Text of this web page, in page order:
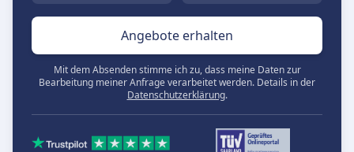
Angebote erhalten
Mit dem Absenden stimme ich zu, dass meine Daten zur
Bearbeitung meiner Anfrage verarbeitet werden. Details in der
Datenschutzerklärung.